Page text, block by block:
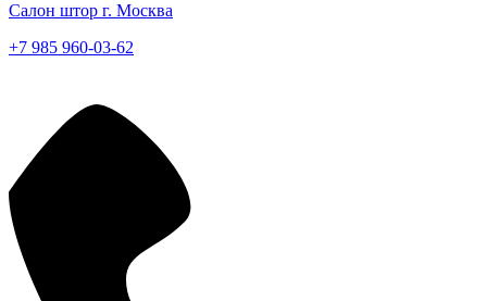
Салон штор г. Москва
+7 985 960-03-62